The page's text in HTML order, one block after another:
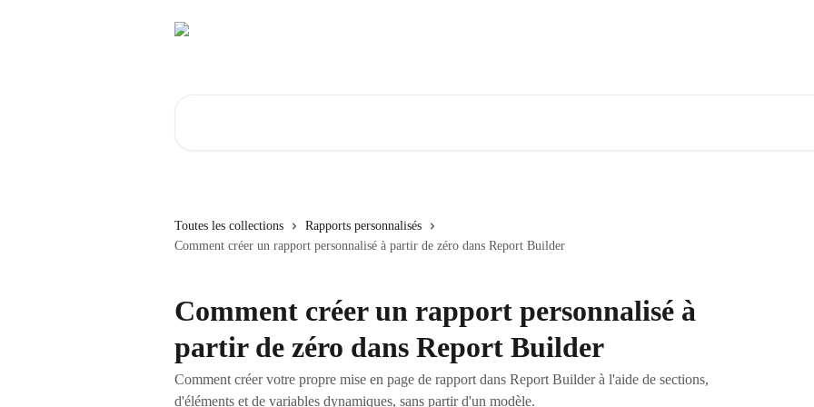
Toutes les collections
Rapports personnalisés
Comment créer un rapport personnalisé à partir de zéro dans Report Builder
Comment créer un rapport personnalisé à
partir de zéro dans Report Builder
Comment créer votre propre mise en page de rapport dans Report Builder à l'aide de sections,
d'éléments et de variables dynamiques, sans partir d'un modèle.